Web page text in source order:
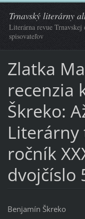
Trnavský literárny
Literárna revue
spisovateľov
Zlatka
recenzia
Škreko:
Literárny
ročník
dvojčíslo
Benjamín Škreko